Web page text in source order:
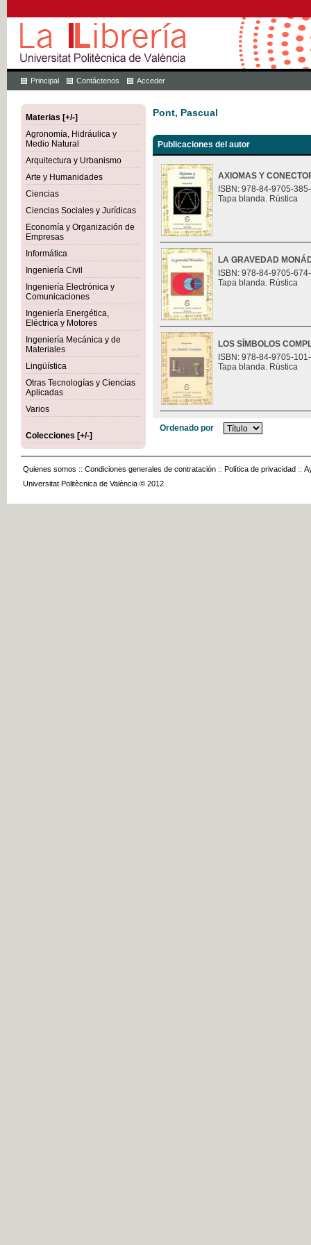
Principal Contáctenos Acceder
Materias [+/-]
Agronomía, Hidráulica y
Medio Natural
Arquitectura y Urbanismo
Arte y Humanidades
Ciencias
Ciencias Sociales y Jurídicas
Economía y Organización de
Empresas
Informática
Ingeniería Civil
Ingeniería Electrónica y
Comunicaciones
Ingeniería Energética,
Eléctrica y Motores
Ingeniería Mecánica y de
Materiales
Lingüística
Otras Tecnologías y Ciencias
Aplicadas
Varios
Colecciones [+/-]
Pont, Pascual
Publicaciones del autor
AXIOMAS Y
ISBN: 978-84-9705-
Tapa blanda. Rústica
LA GRAVEDAD
ISBN: 978-84-9705-
Tapa blanda. Rústica
LOS SÍMBOLOS
ISBN: 978-84-9705-
Tapa blanda. Rústica
Ordenado por
Quienes somos :: Condiciones generales de contratación :: Política de privacidad ::
Universitat Politècnica de València © 2012